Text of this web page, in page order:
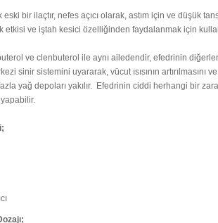
bir ilaçtır, nefes açıcı olarak, astım için ve düşük
etkisi ve iştah kesici özelliğinden faydalanmak için
ve clenbuterol ile aynı ailedendir, efedrinin
sinir sistemini uyararak, vücut ısısının artırılmasını
yağ depoları yakılır. Efedrinin ciddi herhangi bir